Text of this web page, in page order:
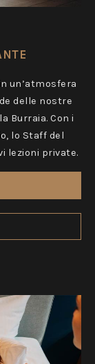
un’atmosfera
delle nostre
Burraia. Con i
lo Staff del
lezioni private.